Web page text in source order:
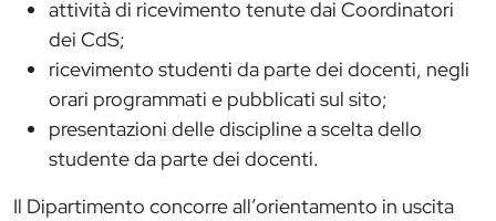
attività di ricevimento tenute dai Coordinatori
dei CdS;
ricevimento studenti da parte dei docenti, negli
orari programmati e pubblicati sul sito;
presentazioni delle discipline a scelta dello
studente da parte dei docenti.
Il Dipartimento concorre all’orientamento in uscita